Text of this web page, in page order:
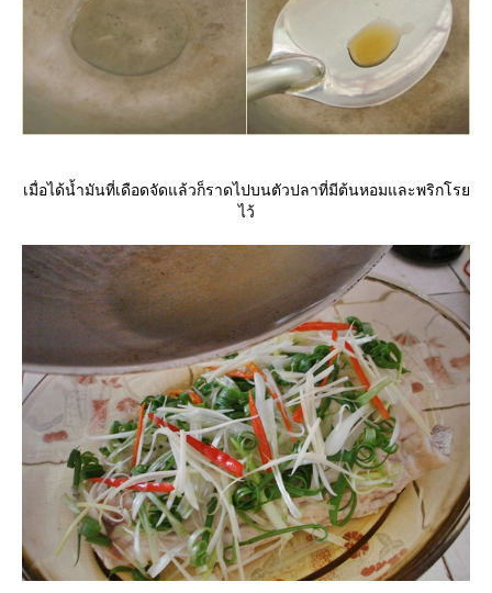
เมื่อได้น้ำมันที่เดือดจัดแล้วก็ราดไปบนตัวปลาที่มีต้นหอมและพริกโร
ไว้